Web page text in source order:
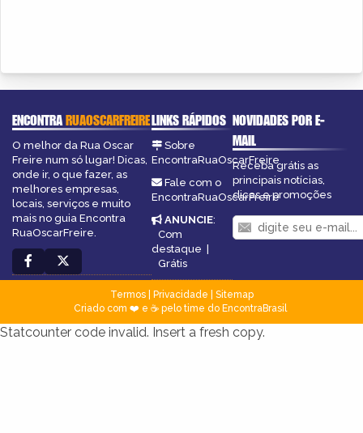
ENCONTRARUAOSCARFREIRE
O melhor da Rua Oscar
Freire num só lugar! Dicas,
onde ir, o que fazer, as
melhores empresas,
locais, serviços e muito
mais no guia Encontra
RuaOscarFreire.
LINKS RÁPIDOS
Sobre
EncontraRuaOscarFreire
Fale com o
EncontraRuaOscarFreire
ANUNCIE:
Com
destaque |
Grátis
NOVIDADES POR E-
MAIL
Receba grátis as
principais notícias,
dicas e promoções
Termos| Privacidade
Sitemap
Criado com ❤️ e ☕ pelo time do EncontraBrasil
Statcounter code invalid. Insert a fresh copy.